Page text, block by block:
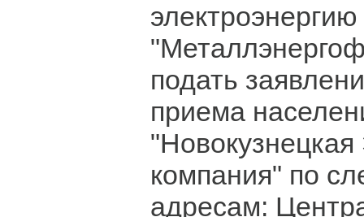
подать
приема
"Новокузнецкая
компания" по
адресам: